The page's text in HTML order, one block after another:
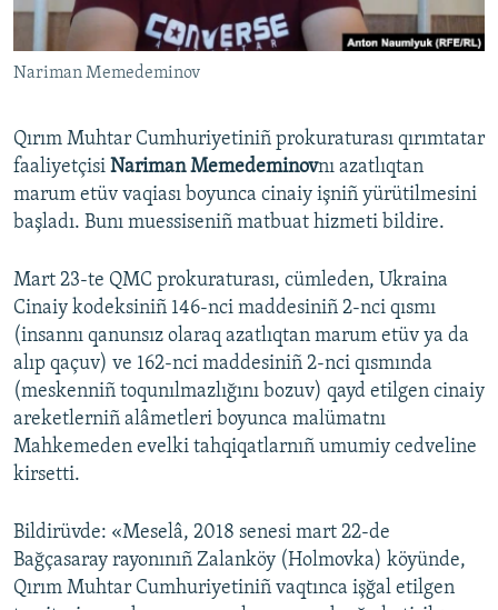
RFE/RS bütün saytları
Nariman Memedeminov
Qırım Muhtar Cumhuriyetiniñ prokuraturası qırımtatar
faaliyetçisi Nariman Memedeminovnı azatlıqtan
marum etüv vaqiası boyunca cinaiy işniñ yürütilmesini
başladı. Bunı muessiseniñ matbuat hizmeti bildire.
Mart 23-te QMC prokuraturası, cümleden, Ukraina
Cinaiy kodeksiniñ 146-nci maddesiniñ 2-nci qısmı
(insannı qanunsız olaraq azatlıqtan marum etüv ya da
alıp qaçuv) ve 162-nci maddesiniñ 2-nci qısmında
(meskenniñ toqunılmazlığını bozuv) qayd etilgen cinaiy
areketlerniñ alâmetleri boyunca malümatnı
Mahkemeden evelki tahqiqatlarnıñ umumiy cedveline
kirsetti.
Bildirüvde: «Meselâ, 2018 senesi mart 22-de
Bağçasaray rayonınıñ Zalanköy (Holmovka) köyünde,
Qırım Muhtar Cumhuriyetiniñ vaqtınca işğal etilgen